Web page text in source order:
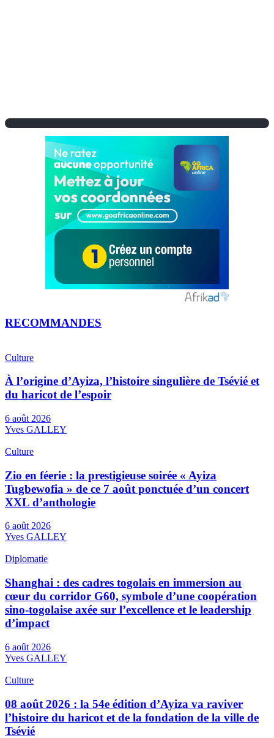
RECOMMANDES
Culture
À l’origine d’Ayiza, l’histoire singulière de Tsévié et
du haricot de l’espoir
6 août 2026
Yves GALLEY
Culture
Zio en féerie : la prestigieuse soirée « Ayiza
Tugbewofia » de ce 7 août ponctuée d’un concert
XXL d’anthologie
6 août 2026
Yves GALLEY
Diplomatie
Shanghai : des cadres togolais en immersion au
cœur du corridor G60, symbole d’une coopération
sino-togolaise axée sur l’excellence et le leadership
d’impact
6 août 2026
Yves GALLEY
Culture
08 août 2026 : la 54e édition d’Ayiza va raviver
l’histoire du haricot et de la fondation de la ville de
Tsévié